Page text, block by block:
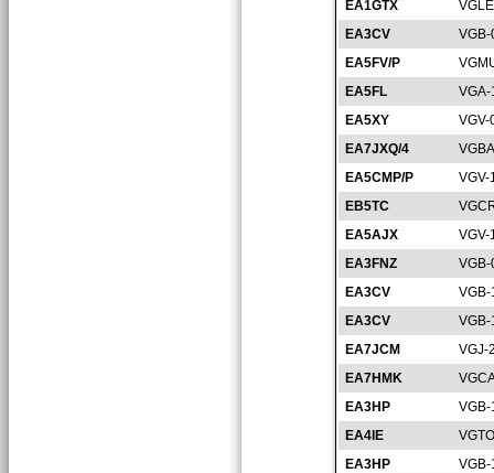
EA1GTX
EA3CV
EA5FV/P
EA5FL
EA5XY
VGV-
EA7JXQ/4
EA5CMP/P
VGV-
EB5TC
EA5AJX
VGV-
EA3FNZ
EA3CV
EA3CV
EA7JCM
VGJ-
EA7HMK
EA3HP
EA4IE
EA3HP